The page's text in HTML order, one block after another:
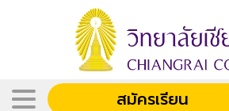
สมัครเรียน